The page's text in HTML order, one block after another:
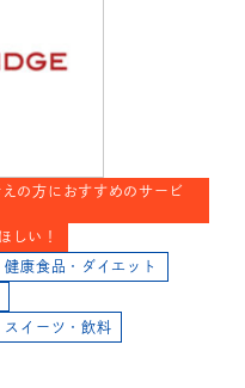
の方におすすめのサービ
しい！
健康食品・ダイエット
スイーツ・飲料